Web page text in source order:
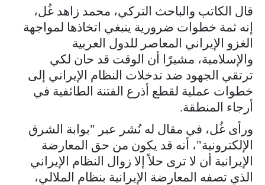
قال الكاتب والباحث التركي، محمد زاهد غُل،
إنه ثمة خطوات ضرورية ينبغي اتخاذها لمواجهة
الغزو الإيراني المعاصر للدول العربية
والإسلامية، مشيرًا أن الوقت قد حان لكي
ترتقي الجهود ضد تدخلات النظام الإيراني إلى
خطوات عملية لقطع أذرع الفتنة الطائفية في
أرجاء المنطقة.
ورأى غُل، في مقال له نُشر عبر "بوابة الشرق
الإلكترونية"، أنه قد يكون من حق المعارضة
الإيرانية أن لا ترى حلاً إلا زوال النظام الإيراني
الذي تصفه المعارضة الإيرانية بنظام الملالي،